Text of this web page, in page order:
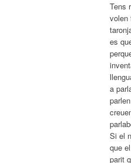
Tens
volen
es
a
Si el
que
parit